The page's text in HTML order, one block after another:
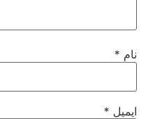
نام *
ایمیل *